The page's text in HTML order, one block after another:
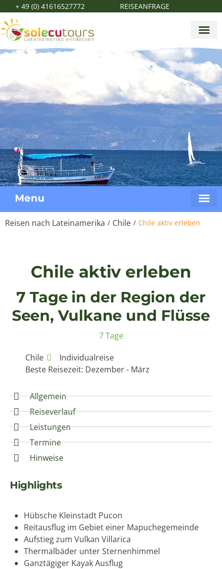
+ 49 (0) 41616527772 REISEANFRAGE
Menu
Reisen nach Lateinamerika / Chile / Chile aktiv erleben
Chile aktiv erleben
7 Tage in der Region der
Seen, Vulkane und Flüsse
7 Tage
Chile
Individualreise
Beste Reisezeit: Dezember - März
Allgemein
Reiseverlauf
Leistungen
Termine
Hinweise
Highlights
Hübsche Kleinstadt Pucon
Reitausflug im Gebiet einer Mapuchegemeinde
Aufstieg zum Vulkan Villarica
Thermalbäder unter Sternenhimmel
Ganztägiger Kayak Ausflug